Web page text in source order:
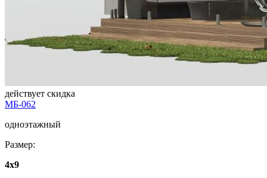
действует скидка
МБ-062
одноэтажный
Размер:
4x9